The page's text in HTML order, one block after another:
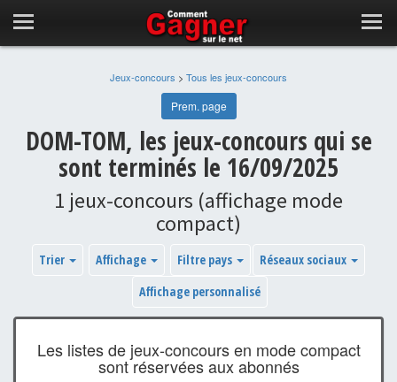
Jeux-concours > Tous les jeux-concours
Prem. page
DOM-TOM, les jeux-concours qui se
sont terminés le 16/09/2025
1 jeux-concours (affichage mode
compact)
Trier Affichage Filtre pays
Réseaux sociaux
Affichage personnalisé
Les listes de jeux-concours en mode compact
sont réservées aux abonnés